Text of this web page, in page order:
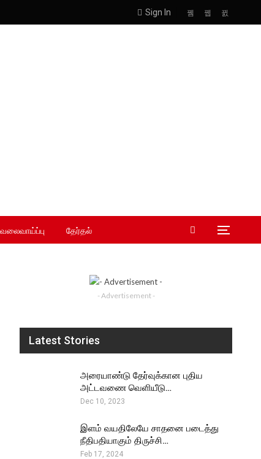
Sign In
தேர்தல்
- Advertisement -
Latest Stories
அரையாண்டு தேர்வுக்கான புதிய
அட்டவணை வெளியீடு…
Dec 10, 2023
இளம் வயதிலேயே சாதனை படைத்து
நீதிபதியாகும் திருச்சி…
Feb 17, 2024